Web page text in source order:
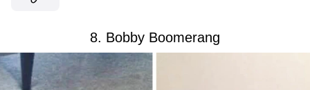
8. Bobby Boomerang